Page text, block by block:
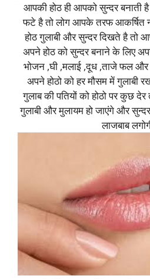
आपकी होठ ही आपको सुन्दर
फटे है तो लोग आपके तरफ आकर्षित
होठ गुलाबी और सुन्दर दिखते है तो
अपने होठ को सुन्दर बनाने के लिए
भोजन ,घी ,मलाई ,दूध ,ताजे फल
अपने होठो को हर मौसम में गुलाबी
गुलाब की पतियों को होठो पर कुछ
गुलाबी और मुलायम हो जाएंगे और
लाजबाब